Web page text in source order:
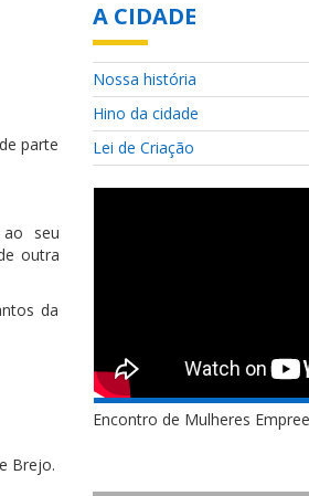
parte
seu
outra
da
Brejo.
A CIDADE
Nossa história
Hino da cidade
Lei de Criação
Encontro de Mulheres